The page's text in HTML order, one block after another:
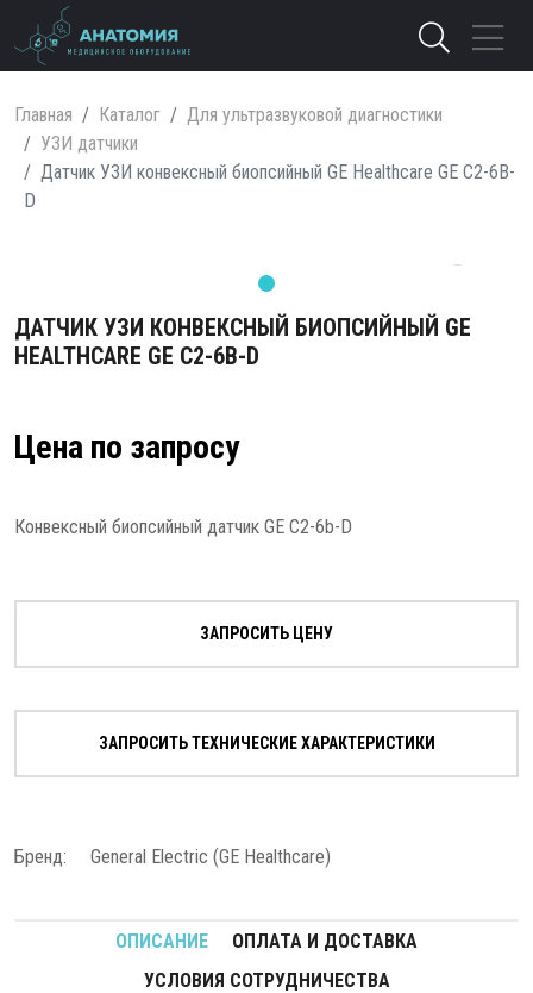
Главная Каталог
Для ультразвуковой диагностики
УЗИ датчики
Датчик УЗИ конвексный биопсийный GE Healthcare GE C2-6B-
D
ДАТЧИК УЗИ КОНВЕКСНЫЙ БИОПСИЙНЫЙ GE
HEALTHCARE GE C2-6B-D
Цена по запросу
Конвексный биопсийный датчик GE C2-6b-D
ЗАПРОСИТЬ ЦЕНУ
ЗАПРОСИТЬ ТЕХНИЧЕСКИЕ ХАРАКТЕРИСТИКИ
Бренд: General Electric (GE Healthcare)
ОПИСАНИЕ
ОПЛАТА И ДОСТАВКА
УСЛОВИЯ СОТРУДНИЧЕСТВА